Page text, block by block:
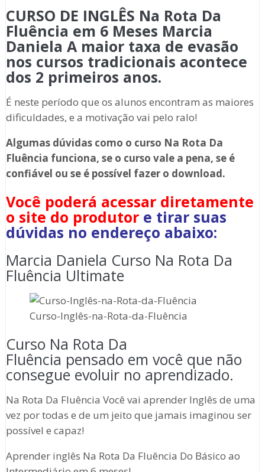
CURSO DE INGLÊS Na Rota Da
Fluência em 6 Meses Marcia
Daniela A maior taxa de evasão
nos cursos tradicionais acontece
dos 2 primeiros anos.
É neste período que os alunos encontram as maiores
dificuldades, e a motivação vai pelo ralo!
Algumas dúvidas como o curso Na Rota Da
Fluência funciona, se o curso vale a pena, se é
confiável ou se é possível fazer o download.
Você poderá acessar diretamente
o site do produtor e tirar suas
dúvidas no endereço abaixo:
Marcia Daniela Curso Na Rota Da
Fluência Ultimate
Curso-Inglês-na-Rota-da-Fluência
Curso Na Rota Da
Fluência pensado em você que não
consegue evoluir no aprendizado.
Na Rota Da Fluência Você vai aprender Inglês de uma
vez por todas e de um jeito que jamais imaginou ser
possível e capaz!
Aprender inglês Na Rota Da Fluência Do Básico ao